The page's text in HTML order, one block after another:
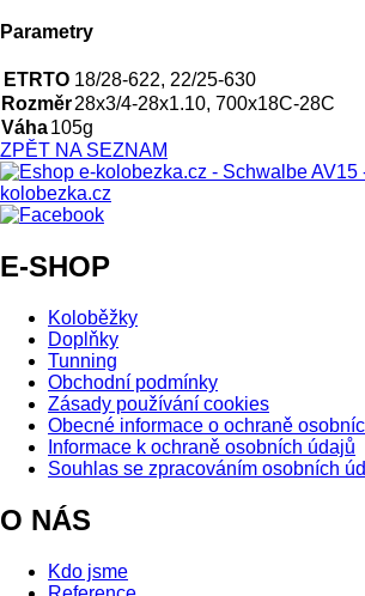
Parametry
ETRTO 18/28-622, 22/25-630
Rozměr28x3/4-28x1.10, 700x18C-28C
Váha105g
ZPĚT NA SEZNAM
E-SHOP
Koloběžky
Doplňky
Tunning
Obchodní podmínky
Zásady používání cookies
Obecné informace o ochraně
Informace k ochraně osobních údajů
Souhlas se zpracováním osobních
O NÁS
Kdo jsme